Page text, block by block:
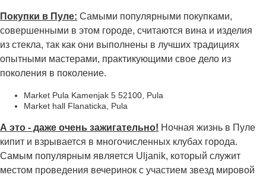
Покупки в Пуле: Самыми популярными покупками,
совершенными в этом городе, считаются вина и изделия
из стекла, так как они выполнены в лучших традициях
опытными мастерами, практикующими свое дело из
поколения в поколение.
Market Pula Kamenjak 5 52100, Pula
Market hall Flanaticka, Pula
А это - даже очень зажигательно! Ночная жизнь в Пуле
кипит и взрывается в многочисленных клубах города.
Самым популярным является Uljanik, который служит
местом проведения вечеринок с участием звезд мировой